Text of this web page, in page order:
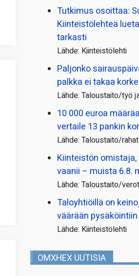
Tutkimus osoittaa:
Kiinteistölehteä
tarkasti
Lähde: Kiinteistölehti
Paljonko
palkka ei takaa
Lähde: Taloustaito/työ
10 000 euroa
vertaile 13 pankin
Lähde: Taloustaito/rahat
Kiinteistön
vaanii – muista 6.8.
Lähde: Taloustaito/verot
Taloyhtiöillä on
väärään pysäköintiin
Lähde: Kiinteistölehti
OMXHEX UUTISIA